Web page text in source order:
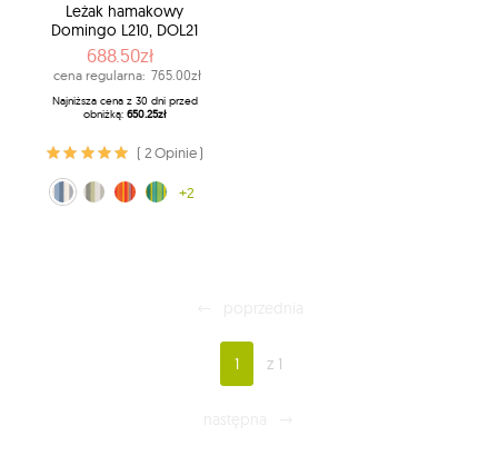
Leżak hamakowy
Domingo L210, DOL21
688.50zł
cena regularna: 765.00zł
Najniższa cena z 30 dni przed
obniżką: 650.25zł
( 2 Opinie )
biało-niebieski (13)
biało-zielony (14)
czerwono-pomarańczowy (28)
zielony (48)
+2
1 z 1